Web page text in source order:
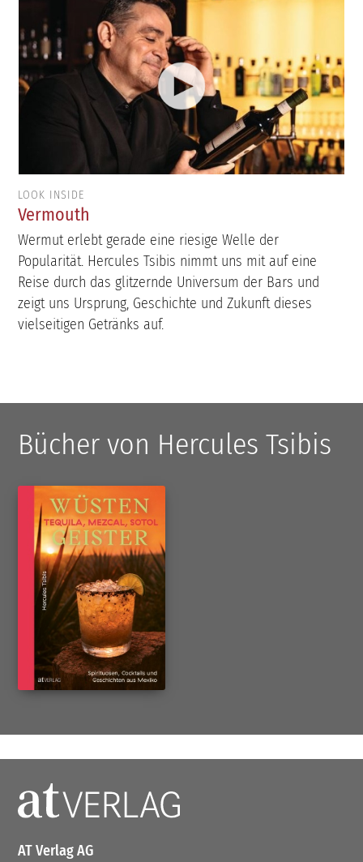
LOOK INSIDE
Vermouth
Wermut erlebt gerade eine riesige Welle der
Popularität. Hercules Tsibis nimmt uns mit auf eine
Reise durch das glitzernde Universum der Bars und
zeigt uns Ursprung, Geschichte und Zukunft dieses
vielseitigen Getränks auf.
Bücher von Hercules Tsibis
AT Verlag AG